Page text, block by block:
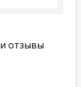
отзывы